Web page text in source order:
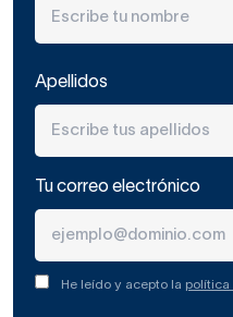
Para conseguir una
escoge apliques
Luz ambiental.
Su función es la de
Apellidos
Tu correo electrónico
He leído y acepto la política